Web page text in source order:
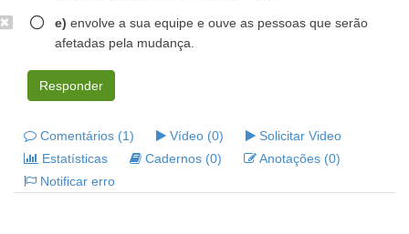
e) envolve a sua equipe e ouve as pessoas que serão
afetadas pela mudança.
Responder
Comentários (1) Vídeo (0)
Solicitar Video
Estatísticas
Cadernos (0)
Anotações (0)
Notificar erro